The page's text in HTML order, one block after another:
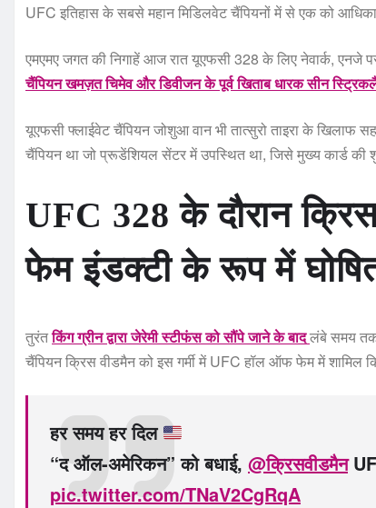
UFC इतिहास के सबसे महान मिडिलवेट चैंपियनों में से एक को
एमएमए जगत की निगाहें आज रात यूएफसी 328 के लिए नेवार्क, एनजे
चैंपियन खमज़त चिमेव और डिवीजन के पूर्व खिताब धारक सीन
यूएफसी फ्लाईवेट चैंपियन जोशुआ वान भी तात्सुरो ताइरा के
चैंपियन था जो प्रूडेंशियल सेंटर में उपस्थित था, जिसे मुख्य कार्ड की
UFC 328 के दौरान
फेम इंडक्टी के रूप में
तुरंतकिंग ग्रीन द्वारा जेरेमी स्टीफंस को सौंपे जाने के बादलंबे समय तक
चैंपियन क्रिस वीडमैन को इस गर्मी में UFC हॉल ऑफ फेम में शामिल
हर समय हर दिल
“द ऑल-अमेरिकन” को बधाई, @क्रिसवीडमैन
pic.twitter.com/TNaV2CgRqA